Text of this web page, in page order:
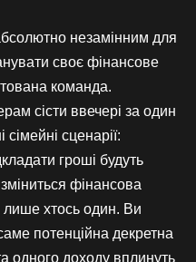
незамінним для
своє фінансове
команда.
сісти ввечері за один
сімейні сценарії:
гроші будуть
фінансова
лише хтось один. Ви
потенційна декретна
одного доходу вплинуть